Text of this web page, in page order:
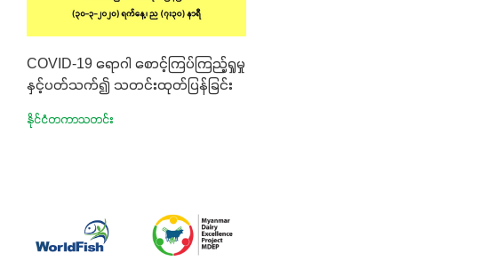
COVID-19 ရောဂါ စောင့်ကြပ်ကြည့်ရှုမှု
နှင့်ပတ်သက်၍ သတင်းထုတ်ပြန်ခြင်း
နိုင်ငံတကာသတင်း